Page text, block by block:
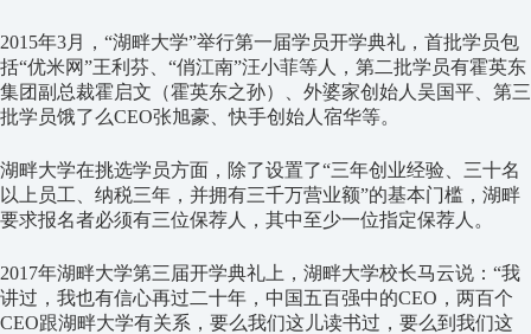
2015年3月，“湖畔大学”举行第一届学员开学典礼，首批学员包
括“优米网”王利芬、“俏江南”汪小菲等人，第二批学员有霍英东
集团副总裁霍启文（霍英东之孙）、外婆家创始人吴国平、第三
批学员饿了么CEO张旭豪、快手创始人宿华等。
湖畔大学在挑选学员方面，除了设置了“三年创业经验、三十名
以上员工、纳税三年，并拥有三千万营业额”的基本门槛，湖畔
要求报名者必须有三位保荐人，其中至少一位指定保荐人。
2017年湖畔大学第三届开学典礼上，湖畔大学校长马云说：“我
讲过，我也有信心再过二十年，中国五百强中的CEO，两百个
CEO跟湖畔大学有关系，要么我们这儿读书过，要么到我们这